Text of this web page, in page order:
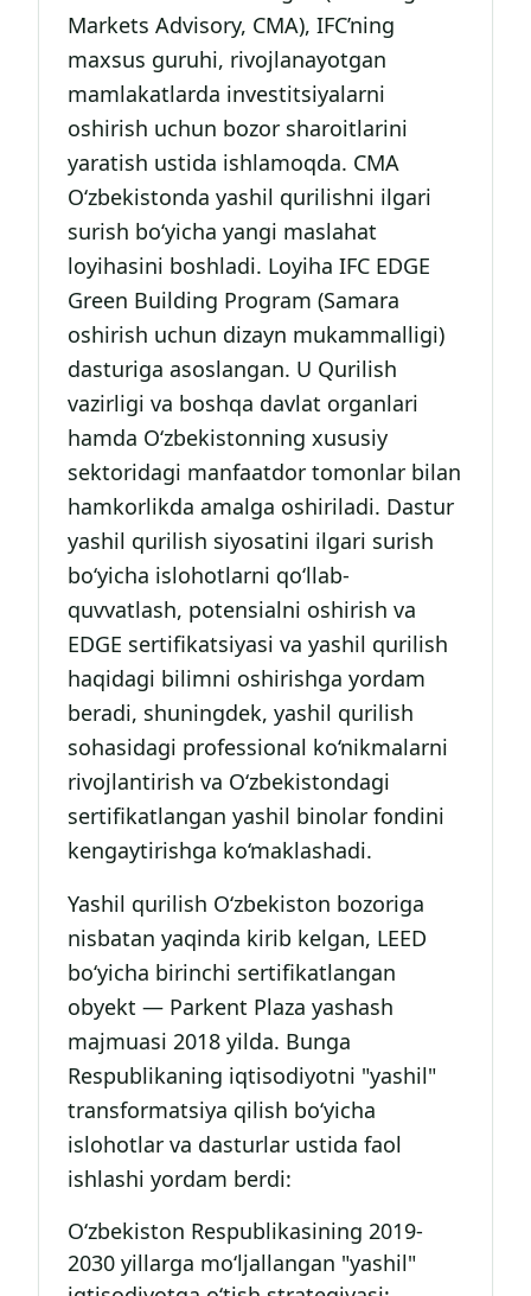
Markets Advisory, CMA), IFC’ning
maxsus guruhi, rivojlanayotgan
mamlakatlarda investitsiyalarni
oshirish uchun bozor sharoitlarini
yaratish ustida ishlamoqda. CMA
O‘zbekistonda yashil qurilishni ilgari
surish bo‘yicha yangi maslahat
loyihasini boshladi. Loyiha IFC EDGE
Green Building Program (Samara
oshirish uchun dizayn mukammalligi)
dasturiga asoslangan. U Qurilish
vazirligi va boshqa davlat organlari
hamda O‘zbekistonning xususiy
sektoridagi manfaatdor tomonlar bilan
hamkorlikda amalga oshiriladi. Dastur
yashil qurilish siyosatini ilgari surish
bo‘yicha islohotlarni qo‘llab-
quvvatlash, potensialni oshirish va
EDGE sertifikatsiyasi va yashil qurilish
haqidagi bilimni oshirishga yordam
beradi, shuningdek, yashil qurilish
sohasidagi professional ko‘nikmalarni
rivojlantirish va O‘zbekistondagi
sertifikatlangan yashil binolar fondini
kengaytirishga ko‘maklashadi.
Yashil qurilish O‘zbekiston bozoriga
nisbatan yaqinda kirib kelgan, LEED
bo‘yicha birinchi sertifikatlangan
obyekt — Parkent Plaza yashash
majmuasi 2018 yilda. Bunga
Respublikaning iqtisodiyotni "yashil"
transformatsiya qilish bo‘yicha
islohotlar va dasturlar ustida faol
ishlashi yordam berdi:
O‘zbekiston Respublikasining 2019-
2030 yillarga mo‘ljallangan "yashil"